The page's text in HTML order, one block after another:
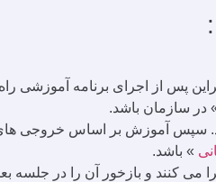
پس از اجرای برنامه آموزشی
در سازمان باشد.
سپس آموزش بر اساس خروجی
» باشد.
کنند و بازخور آن را در جلسه